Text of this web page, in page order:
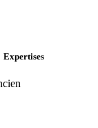
Expertises